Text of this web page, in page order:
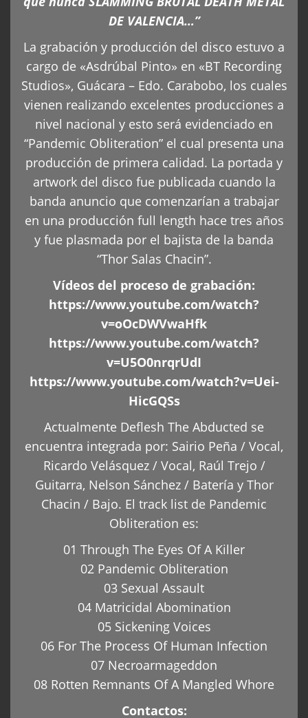
DE VALENCIA…”
La grabación y producción del disco estuvo a
cargo de «Asdrúbal Pinto» en «BT Recording
Studios», Guácara – Edo. Carabobo, los cuales
vienen realizando excelentes producciones a
nivel nacional y esto será evidenciado en
“Pandemic Obliteration” el cual presenta una
producción de primera calidad. La portada y
artwork del disco fue publicada cuando la
banda anuncio que comenzarían a trabajar
en una producción full length hace tres años
y fue plasmada por el bajista de la banda
“Thor Salas Chacin”.
Vídeos del proceso de grabación:
https://www.youtube.com/watch?
v=oOcDWVwaHfk
https://www.youtube.com/watch?
v=U5O0nrqrUdI
https://www.youtube.com/watch?v=Uei-
HicGQSs
Actualmente Deflesh The Abducted se
encuentra integrada por: Sairio Peña / Vocal,
Ricardo Velásquez / Vocal, Raúl Trejo /
Guitarra, Nelson Sánchez / Batería y Thor
Chacin / Bajo. El track list de Pandemic
Obliteration es:
01 Through The Eyes Of A Killer
02 Pandemic Obliteration
03 Sexual Assault
04 Matricidal Abomination
05 Sickening Voices
06 For The Process Of Human Infection
07 Necroarmageddon
08 Rotten Remnants Of A Mangled Whore
Contactos: